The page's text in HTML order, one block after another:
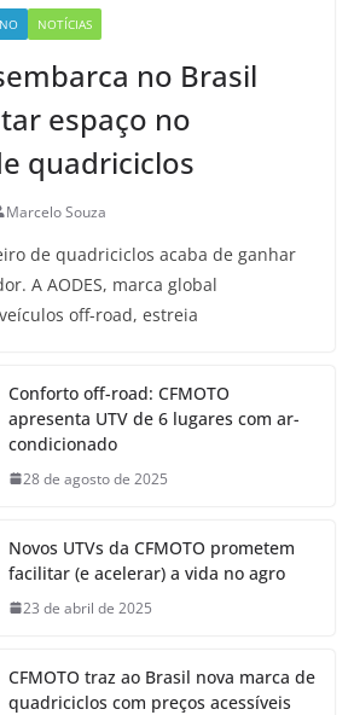
NOTÍCIAS
no Brasil
espaço no
quadriciclos
Marcelo Souza
de quadriciclos acaba de ganhar
A AODES, marca global
off-road, estreia
Conforto off-road: CFMOTO
apresenta UTV de 6 lugares com ar-
condicionado
28 de agosto de 2025
Novos UTVs da CFMOTO prometem
facilitar (e acelerar) a vida no agro
23 de abril de 2025
CFMOTO traz ao Brasil nova marca de
quadriciclos com preços acessíveis